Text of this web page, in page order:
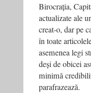
Birocrația,
actualizate ale
creat‑o, dar pe
în toate
asemenea legi
deși de obicei
minimă
parafrazează.